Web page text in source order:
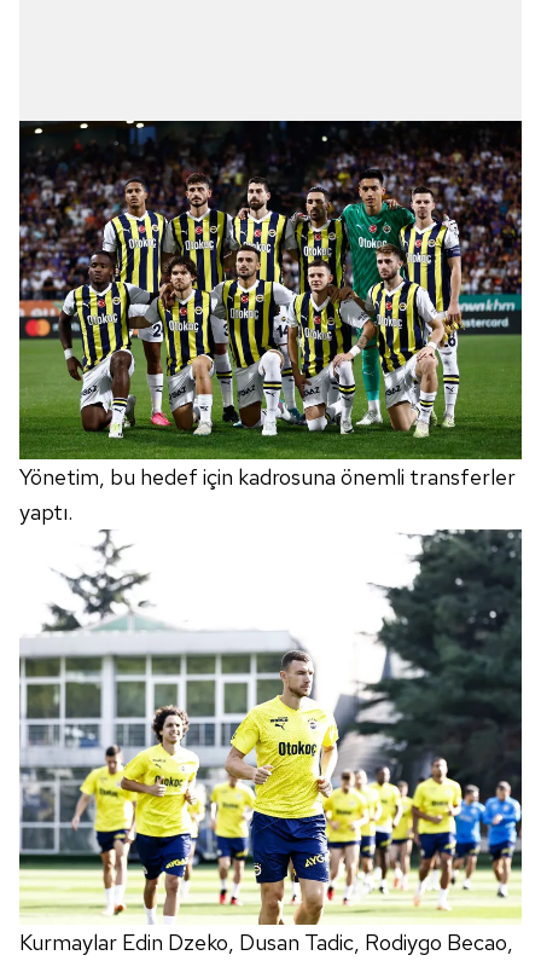
reklam/pazarlama faaliyetlerinin yapılması, amaçlarıyla
sınırlı olarak açık rızanız dahilinde kullanılacaktır.
Çerezlere ilişkin tercihlerinizi aşağıda yer alan panel
vasıtasıyla belirleyebilirsiniz. Çerezlere ilişkin detaylı bilgi
için Ayarlar butonuna tıklayabilir,Çerez Bilgilendirme
Metnimiziziyaret edebilirsiniz.
6698 sayılı Kişisel Verilerin Korunması Kanunu uyarınca
hazırlanmış Aydınlatma Metnimizi okumak ve sitemizde
ilgili mevzuata uygun olarak kullanılan çerezlerle ilgili bilgi
almak için lütfentıklayınız.
Yönetim, bu hedef için kadrosuna önemli transferler
yaptı.
Kurmaylar Edin Dzeko, Dusan Tadic, Rodiygo Becao,